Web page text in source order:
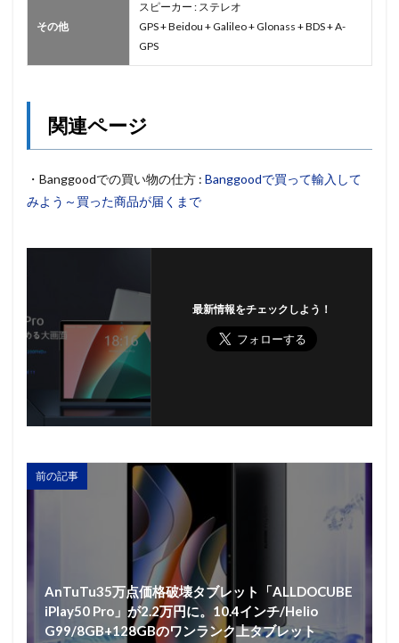
その他
スピーカー : ステレオ
GPS + Beidou + Galileo + Glonass + BDS + A-
GPS
関連ページ
・Banggoodでの買い物の仕方 : Banggoodで買って輸入して
みよう～買った商品が届くまで
最新情報をチェックしよう！
前の記事
AnTuTu35万点価格破壊タブレット「ALLDOCUBE
iPlay50 Pro」が2.2万円に。10.4インチ/Helio
G99/8GB+128GBのワンランク上タブレット